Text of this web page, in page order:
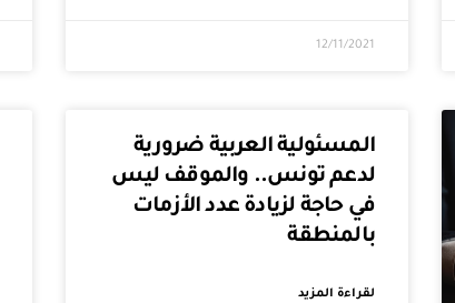
12/11/2021
المسئولية العربية ضرورية
لدعم تونس.. والموقف ليس
في حاجة لزيادة عدد الأزمات
بالمنطقة
لقراءة المزيد